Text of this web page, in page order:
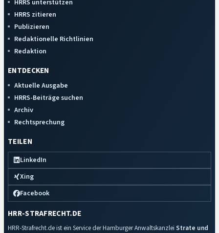
HRRS unterstützen
HRRS zitieren
Publizieren
Redaktionelle Richtlinien
Redaktion
ENTDECKEN
Aktuelle Ausgabe
HRRS-Beiträge suchen
Archiv
Rechtsprechung
TEILEN
LinkedIn
Xing
Facebook
HRR-STRAFRECHT.DE
HRR-Strafrecht.de ist ein Service der Hamburger Anwaltskanzlei Strate und